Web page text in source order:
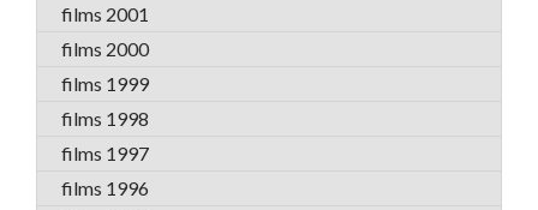
films 2001
films 2000
films 1999
films 1998
films 1997
films 1996